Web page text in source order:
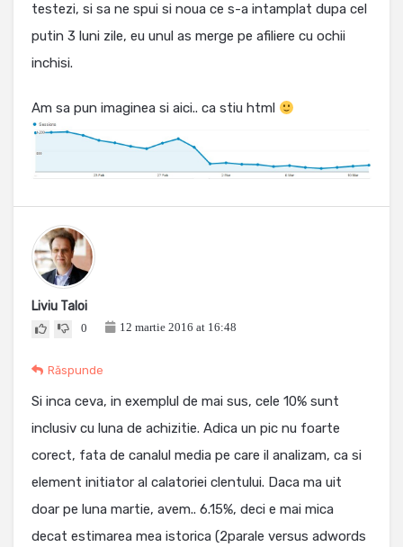
testezi, si sa ne spui si noua ce s-a intamplat dupa cel
putin 3 luni zile, eu unul as merge pe afiliere cu ochii
inchisi.
Am sa pun imaginea si aici.. ca stiu html
Liviu Taloi
0 12 martie 2016 at 16:48
Răspunde
Si inca ceva, in exemplul de mai sus, cele 10% sunt
inclusiv cu luna de achizitie. Adica un pic nu foarte
corect, fata de canalul media pe care il analizam, ca si
element initiator al calatoriei clentului. Daca ma uit
doar pe luna martie, avem.. 6.15%, deci e mai mica
decat estimarea mea istorica (2parale versus adwords